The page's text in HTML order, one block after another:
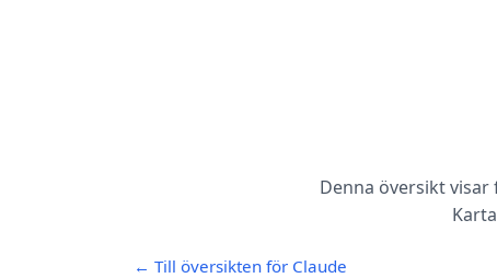
Denna översikt
← Till översikten för Claude